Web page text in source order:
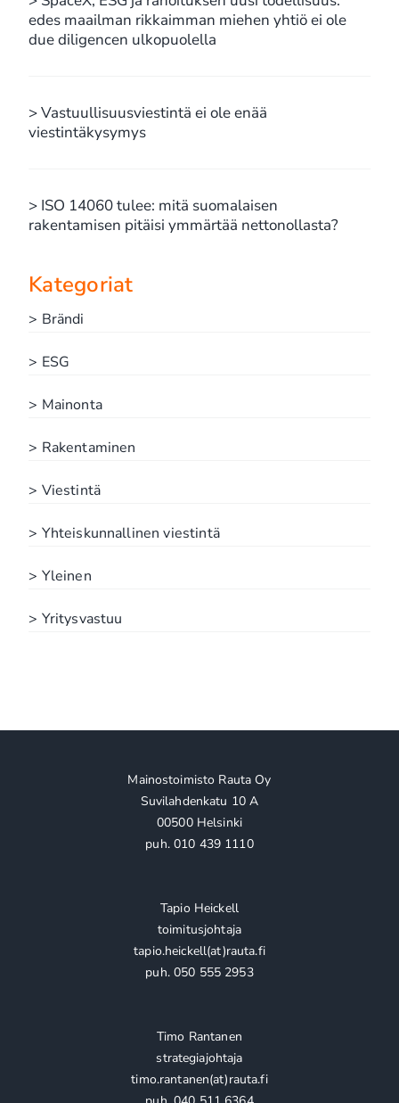
edes maailman rikkaimman miehen yhtiö ei ole
due diligencen ulkopuolella
> Vastuullisuusviestintä ei ole enää
viestintäkysymys
> ISO 14060 tulee: mitä suomalaisen
rakentamisen pitäisi ymmärtää nettonollasta?
Kategoriat
> Brändi
> ESG
> Mainonta
> Rakentaminen
> Viestintä
> Yhteiskunnallinen viestintä
> Yleinen
> Yritysvastuu
Mainostoimisto Rauta Oy
Suvilahdenkatu 10 A
00500 Helsinki
puh. 010 439 1110
Tapio Heickell
toimitusjohtaja
tapio.heickell(at)rauta.fi
puh. 050 555 2953
Timo Rantanen
strategiajohtaja
timo.rantanen(at)rauta.fi